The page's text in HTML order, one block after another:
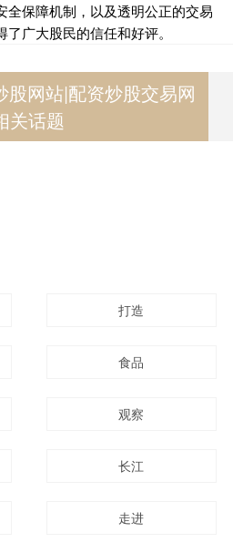
全保障机制，以及透明公正的交易
广大股民的信任和好评。
网站|配资炒股交易网
关话题
打造
食品
观察
长江
走进